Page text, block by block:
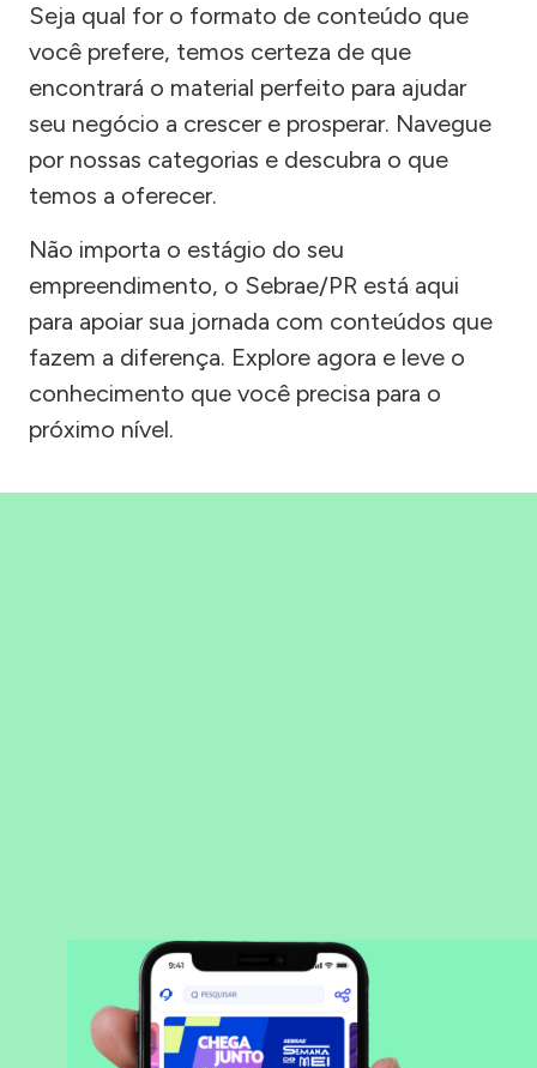
Seja qual for o formato de conteúdo que
você prefere, temos certeza de que
encontrará o material perfeito para ajudar
seu negócio a crescer e prosperar. Navegue
por nossas categorias e descubra o que
temos a oferecer.
Não importa o estágio do seu
empreendimento, o Sebrae/PR está aqui
para apoiar sua jornada com conteúdos que
fazem a diferença. Explore agora e leve o
conhecimento que você precisa para o
próximo nível.